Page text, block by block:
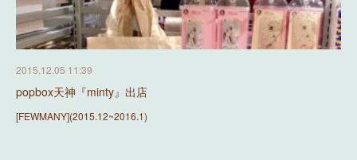
2015.12.05 11:39
popbox天神『minty』出店
[FEWMANY](2015.12~2016.1)